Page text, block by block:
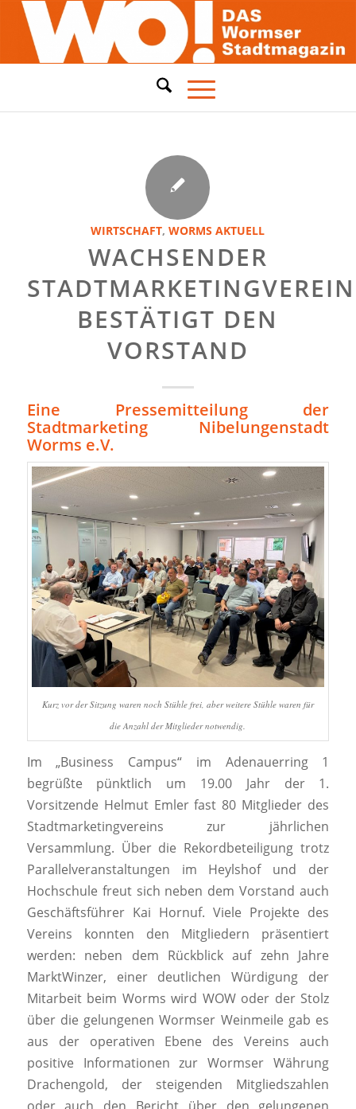
WIRTSCHAFT,WORMS AKTUELL
WACHSENDER
STADTMARKETINGVEREIN
BESTÄTIGT DEN
VORSTAND
Eine Pressemitteilung der
Stadtmarketing Nibelungenstadt
Worms e.V.
Kurz vor der Sitzung waren noch Stühle frei, aber weitere Stühle waren für
die Anzahl der Mitglieder notwendig.
Im „Business Campus“ im Adenauerring 1
begrüßte pünktlich um 19.00 Jahr der 1.
Vorsitzende Helmut Emler fast 80 Mitglieder des
Stadtmarketingvereins zur jährlichen
Versammlung. Über die Rekordbeteiligung trotz
Parallelveranstaltungen im Heylshof und der
Hochschule freut sich neben dem Vorstand auch
Geschäftsführer Kai Hornuf. Viele Projekte des
Vereins konnten den Mitgliedern präsentiert
werden: neben dem Rückblick auf zehn Jahre
MarktWinzer, einer deutlichen Würdigung der
Mitarbeit beim Worms wird WOW oder der Stolz
über die gelungenen Wormser Weinmeile gab es
aus der operativen Ebene des Vereins auch
positive Informationen zur Wormser Währung
Drachengold, der steigenden Mitgliedszahlen